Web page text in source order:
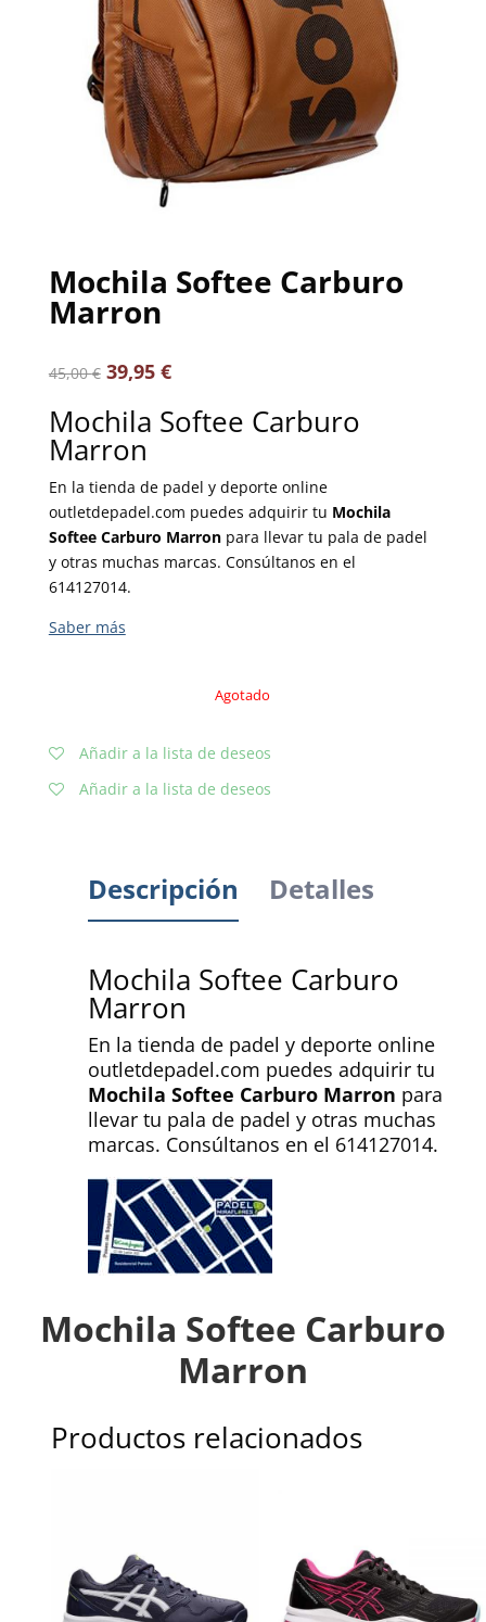
Mochila Softee Carburo
Marron
45,00€ 39,95 €
Mochila Softee Carburo
Marron
En la tienda de padel y deporte online
outletdepadel.com puedes adquirir tu Mochila
Softee Carburo Marronpara llevar tu pala de padel
y otras muchas marcas. Consúltanos en el
614127014.
Agotado
Añadir a la lista de deseos
Añadir a la lista de deseos
Descripción Detalles
Mochila Softee Carburo
Marron
En la tienda de padel y deporte online
outletdepadel.com puedes adquirir tu
Mochila Softee Carburo Marron para
llevar tu pala de padel y otras muchas
marcas. Consúltanos en el 614127014.
Mochila Softee Carburo
Marron
Productos relacionados